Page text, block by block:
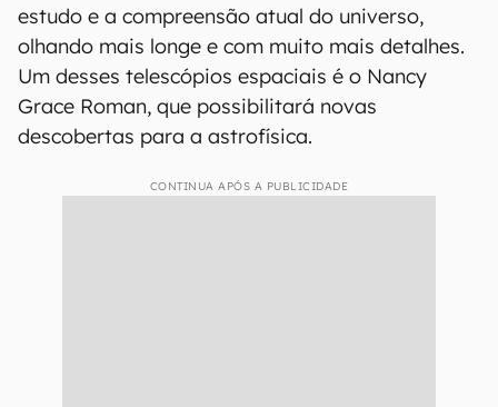
estudo e a compreensão atual do universo,
olhando mais longe e com muito mais detalhes.
Um desses telescópios espaciais é o Nancy
Grace Roman, que possibilitará novas
descobertas para a astrofísica.
CONTINUA APÓS A PUBLICIDADE